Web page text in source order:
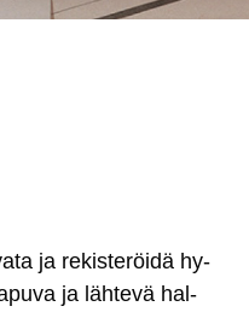
ja re­kis­te­röi­dä hy­
ja läh­te­vä hal­